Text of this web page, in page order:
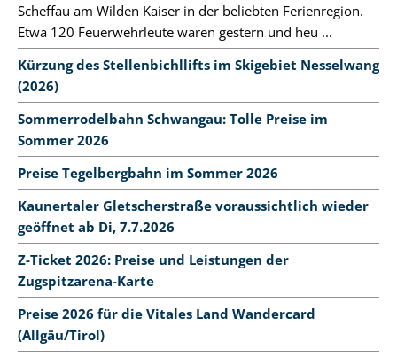
Scheffau am Wilden Kaiser in der beliebten Ferienregion.
Etwa 120 Feuerwehrleute waren gestern und heu ...
Kürzung des Stellenbichllifts im Skigebiet Nesselwang
(2026)
Sommerrodelbahn Schwangau: Tolle Preise im
Sommer 2026
Preise Tegelbergbahn im Sommer 2026
Kaunertaler Gletscherstraße voraussichtlich wieder
geöffnet ab Di, 7.7.2026
Z-Ticket 2026: Preise und Leistungen der
Zugspitzarena-Karte
Preise 2026 für die Vitales Land Wandercard
(Allgäu/Tirol)